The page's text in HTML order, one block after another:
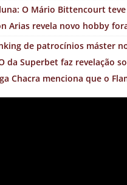
O Mário Bittencourt
Arias revela novo hobby
de patrocínios máster
da Superbet faz revelação
Chacra menciona que o